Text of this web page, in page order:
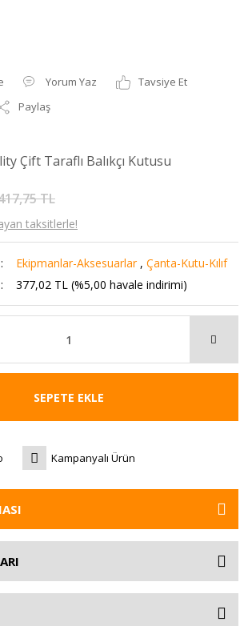
Yorum Yaz
Tavsiye Et
Paylaş
Çift Taraflı Balıkçı Kutusu
TL
taksitlerle!
Ekipmanlar-Aksesuarlar ,Çanta-Kutu-Kılıf
377,02 TL (%5,00 havale indirimi)
SEPETE EKLE
Kampanyalı Ürün